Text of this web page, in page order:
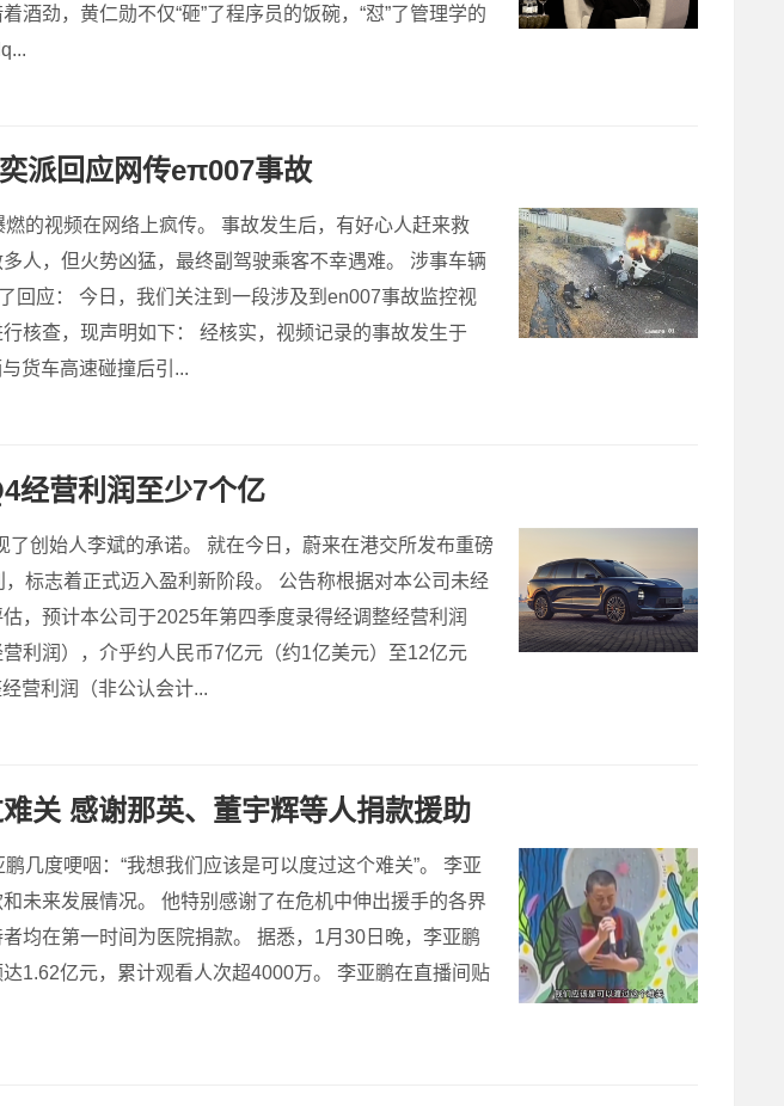
劲，黄仁勋不仅“砸”了程序员的饭碗，“怼”了管理学的
派回应网传eπ007事故
的视频在网络上疯传。 事故发生后，有好心人赶来救
人，但火势凶猛，最终副驾驶乘客不幸遇难。 涉事车辆
回应： 今日，我们关注到一段涉及到en007事故监控视
核查，现声明如下： 经核实，视频记录的事故发生于
货车高速碰撞后引...
经营利润至少7个亿
创始人李斌的承诺。 就在今日，蔚来在港交所发布重磅
标志着正式迈入盈利新阶段。 公告称根据对本公司未经
，预计本公司于2025年第四季度录得经调整经营利润
利润），介乎约人民币7亿元（约1亿美元）至12亿元
营利润（非公认会计...
关 感谢那英、董宇辉等人捐款援助
几度哽咽：“我想我们应该是可以度过这个难关”。 李亚
未来发展情况。 他特别感谢了在危机中伸出援手的各界
均在第一时间为医院捐款。 据悉，1月30日晚，李亚鹏
1.62亿元，累计观看人次超4000万。 李亚鹏在直播间贴